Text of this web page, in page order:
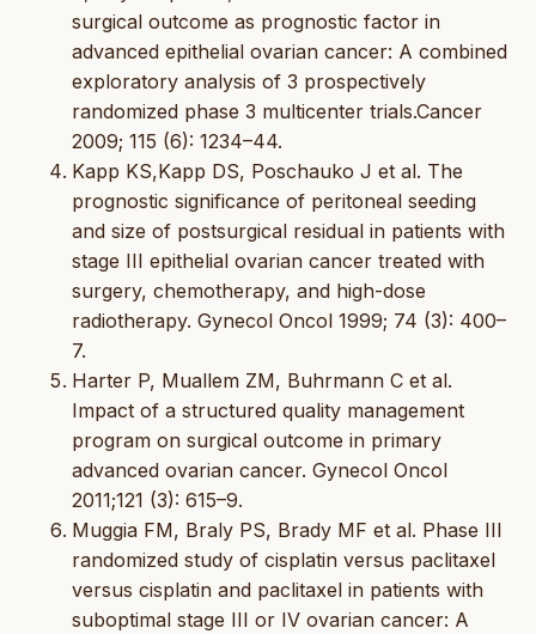
surgical outcome as prognostic factor in
advanced epithelial ovarian cancer: A combined
exploratory analysis of 3 prospectively
randomized phase 3 multicenter trials.Cancer
2009; 115 (6): 1234–44.
Kapp KS,Kapp DS, Poschauko J et al. The
prognostic significance of peritoneal seeding
and size of postsurgical residual in patients with
stage III epithelial ovarian cancer treated with
surgery, chemotherapy, and high-dose
radiotherapy. Gynecol Oncol 1999; 74 (3): 400–
7.
Harter P, Muallem ZM, Buhrmann C et al.
Impact of a structured quality management
program on surgical outcome in primary
advanced ovarian cancer. Gynecol Oncol
2011;121 (3): 615–9.
Muggia FM, Braly PS, Brady MF et al. Phase III
randomized study of cisplatin versus paclitaxel
versus cisplatin and paclitaxel in patients with
suboptimal stage III or IV ovarian cancer: A